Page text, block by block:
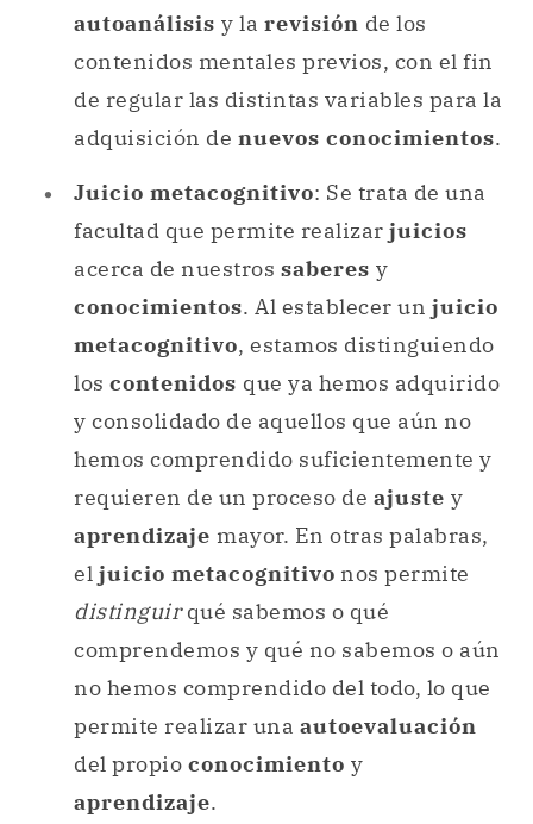
autoanálisis y la revisión de los
contenidos mentales previos, con el fin
de regular las distintas variables para la
adquisición de nuevos conocimientos.
Juicio metacognitivo: Se trata de una
facultad que permite realizar juicios
acerca de nuestros saberes y
conocimientos. Al establecer un juicio
metacognitivo, estamos distinguiendo
los contenidos que ya hemos adquirido
y consolidado de aquellos que aún no
hemos comprendido suficientemente y
requieren de un proceso de ajuste y
aprendizaje mayor. En otras palabras,
el juicio metacognitivo nos permite
distinguirqué sabemos o qué
comprendemos y qué no sabemos o aún
no hemos comprendido del todo, lo que
permite realizar una autoevaluación
del propio conocimiento y
aprendizaje.